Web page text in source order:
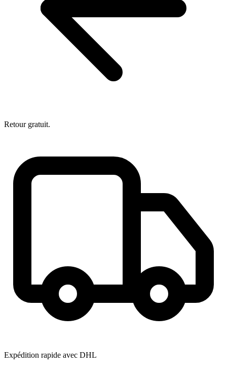
Retour gratuit.
Expédition rapide avec DHL